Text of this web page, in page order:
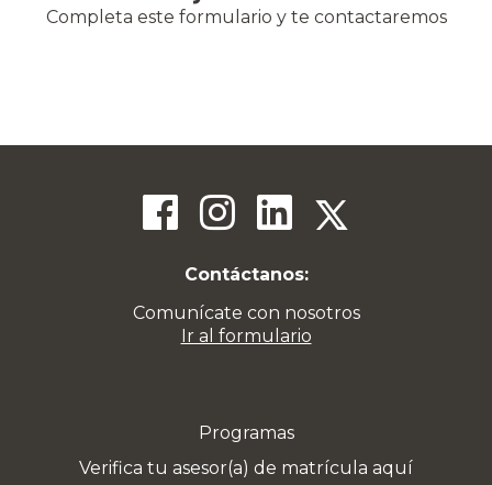
Completa este formulario y te contactaremos
Contáctanos:
Comunícate con nosotros
Ir al formulario
Programas
Verifica tu asesor(a) de matrícula aquí